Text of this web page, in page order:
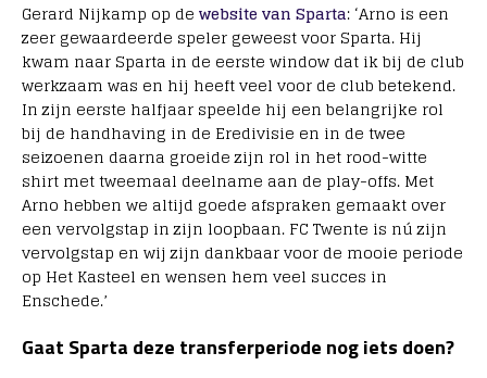
Gerard Nijkamp op de website van Sparta: ‘Arno is een
zeer gewaardeerde speler geweest voor Sparta. Hij
kwam naar Sparta in de eerste window dat ik bij de club
werkzaam was en hij heeft veel voor de club betekend.
In zijn eerste halfjaar speelde hij een belangrijke rol
bij de handhaving in de Eredivisie en in de twee
seizoenen daarna groeide zijn rol in het rood-witte
shirt met tweemaal deelname aan de play-offs. Met
Arno hebben we altijd goede afspraken gemaakt over
een vervolgstap in zijn loopbaan. FC Twente is nú zijn
vervolgstap en wij zijn dankbaar voor de mooie periode
op Het Kasteel en wensen hem veel succes in
Enschede.’
Gaat Sparta deze transferperiode nog iets doen?